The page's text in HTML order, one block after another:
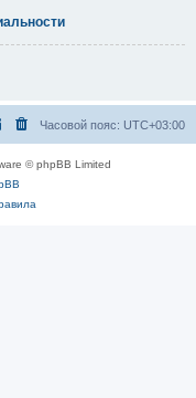
Часовой пояс: UTC+03:00
© phpBB Limited